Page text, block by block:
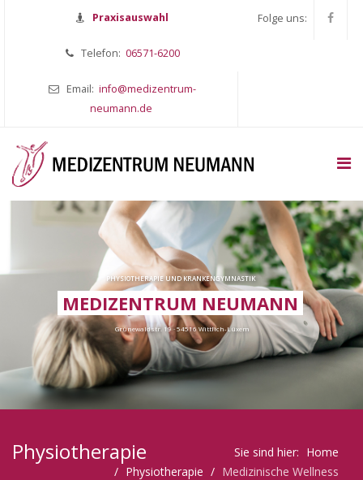
Praxisauswahl
Telefon: 06571-6200
Email: info@medizentrum-
neumann.de
Folge uns:
PHYSIOTHERAPIE UND KRANKENGYMNASTIK
MEDIZENTRUM NEUMANN
Grünewaldstr. 19 · 54516 Wittlich-Lüxem
Physiotherapie Sie sind hier: Home
Physiotherapie
Medizinische Wellness